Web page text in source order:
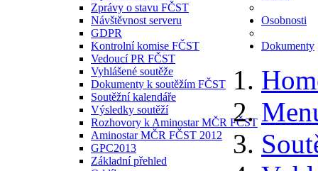
Zprávy o stavu FČST
Návštěvnost serveru
GDPR
Kontrolní komise FČST
Vedoucí PR FČST
Vyhlášené soutěže
Dokumenty k soutěžím FČST
Soutěžní kalendáře
Výsledky soutěží
Rozhovory k Aminostar MČR FČST
Aminostar MČR FČST 2012
GPC2013
Základní přehled
Osobnosti
Dokumenty